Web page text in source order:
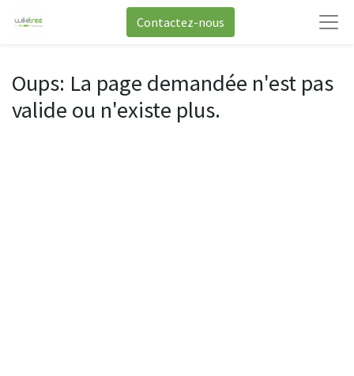
Contactez-nous
Oups: La page demandée n'est pas
valide ou n'existe plus.